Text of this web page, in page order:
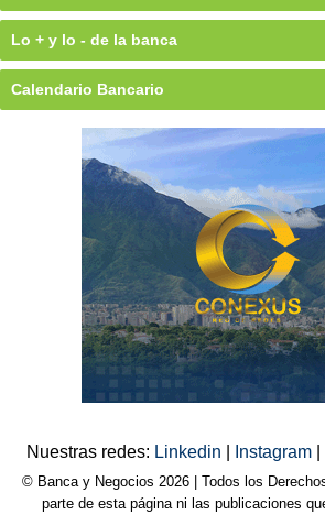
Lo + y lo - de la banca
Calendario Bancario
Nuestras redes: Linkedin Instagram
© Banca y Negocios 2026 | Todos los
parte de esta página ni las publicaciones